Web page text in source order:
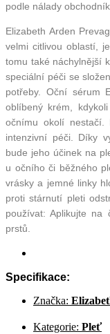
podle nálady
Elizabeth Arden
velmi citlivou oblastí,
tomu také náchylnější
speciální péči se
potřeby. Oční sérum
oblíbený krém,
očnímu okolí
intenzivní péči. Díky
bude jeho účinek na
u očního či běžného
vrásky a jemné linky
proti stárnutí pleti
používat: Aplikujte
prstů.
Specifikace:
Značka:
Kategorie: Pleť